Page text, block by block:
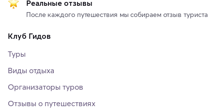
Реальные отзывы
После каждого путешествия мы собираем отзыв туриста
Клуб Гидов
Туры
Виды отдыха
Организаторы туров
Отзывы о путешествиях